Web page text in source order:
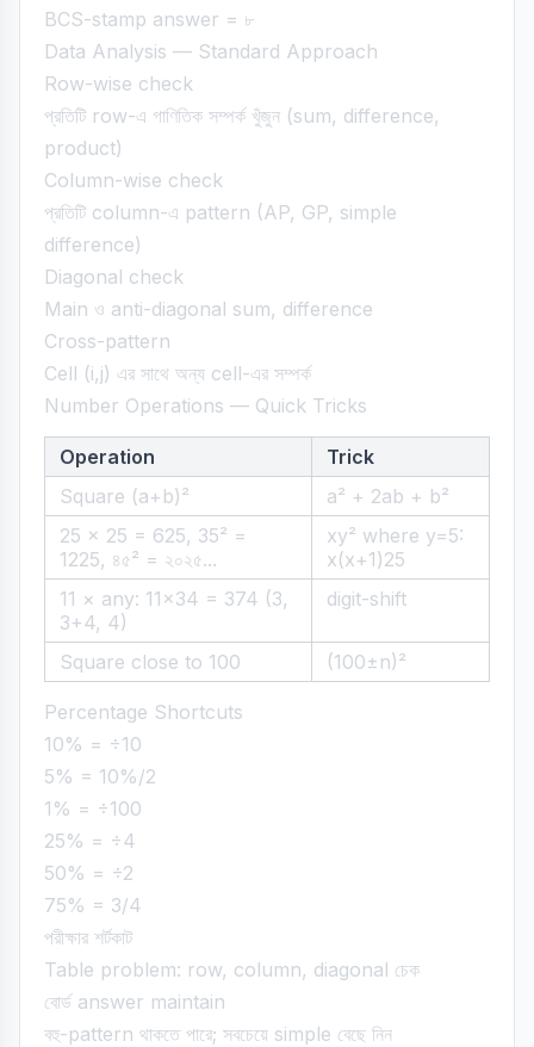
BCS-stamp answer = ৮
Data Analysis — Standard Approach
Row-wise check
প্রতিটি row-এ গাণিতিক সম্পর্ক খুঁজুন (sum, difference,
product)
Column-wise check
প্রতিটি column-এ pattern (AP, GP, simple
difference)
Diagonal check
Main ও anti-diagonal sum, difference
Cross-pattern
Cell (i,j) এর সাথে অন্য cell-এর সম্পর্ক
Number Operations — Quick Tricks
Operation
Trick
Square (a+b)²
a² + 2ab + b²
25 × 25 = 625, 35² =
1225, ৪৫² = ২০২৫...
xy² where y=5:
x(x+1)25
11 × any: 11×34 = 374 (3,
3+4, 4)
digit-shift
Square close to 100 (100±n)²
Percentage Shortcuts
10% = ÷10
5% = 10%/2
1% = ÷100
25% = ÷4
50% = ÷2
75% = 3/4
পরীক্ষার শর্টকাট
Table problem: row, column, diagonal চেক
বোর্ড answer maintain
বহু-pattern থাকতে পারে; সবচেয়ে simple বেছে নিন